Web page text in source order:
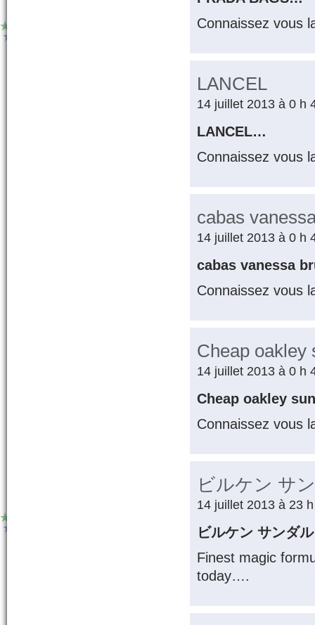
Connaissez vous
LANCEL
14 juillet 2013 à 0 h
LANCEL…
Connaissez vous
cabas
14 juillet 2013 à 0 h
cabas vanessa
Connaissez vous
Cheap oakley
14 juillet 2013 à 0 h
Cheap oakley
Connaissez vous
ビルケン サ
14 juillet 2013 à 23
ビルケン サンダ
Finest magic
today….